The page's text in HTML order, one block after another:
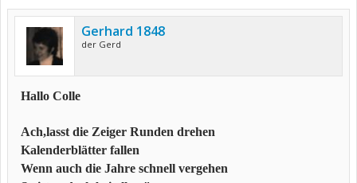
Gerhard 1848
der Gerd
Hallo Colle
Ach,lasst die Zeiger Runden drehen
Kalenderblätter fallen
Wenn auch die Jahre schnell vergehen